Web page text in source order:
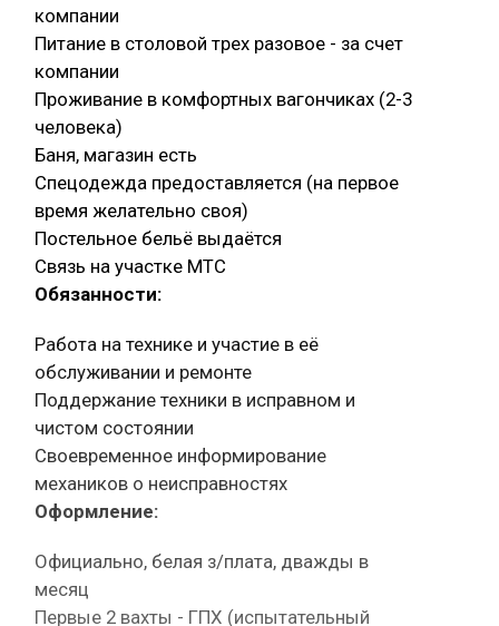
компании
Питание в столовой трех разовое - за счет
компании
Проживание в комфортных вагончиках (2-3
человека)
Баня, магазин есть
Спецодежда предоставляется (на первое
время желательно своя)
Постельное бельё выдаётся
Связь на участке МТС
Обязанности:
Работа на технике и участие в её
обслуживании и ремонте
Поддержание техники в исправном и
чистом состоянии
Своевременное информирование
механиков о неисправностях
Оформление:
Официально, белая з/плата, дважды в
месяц
Первые 2 вахты - ГПХ (испытательный